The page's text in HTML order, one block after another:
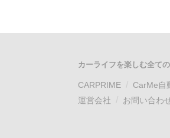
カーライフを楽しむ全て
CARPRIME CarMe自
運営会社
お問い合わ